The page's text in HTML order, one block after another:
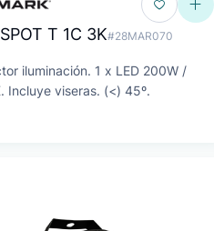
T 1C 3K#28MAR070
iluminación. 1 x LED 200W /
Incluye viseras. (<) 45º.